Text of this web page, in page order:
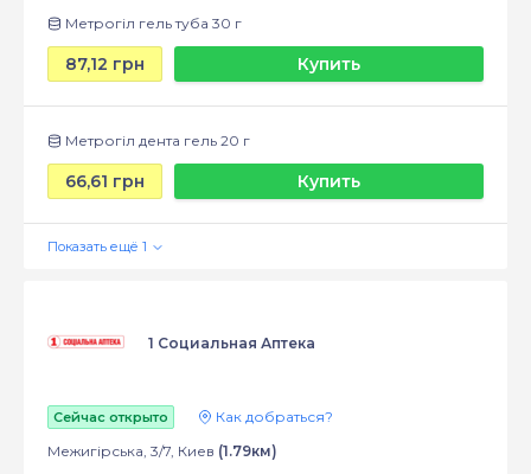
Метрогіл гель туба 30 г
87,12 грн Купить
Метрогіл дента гель 20 г
66,61 грн Купить
1 Социальная Аптека
Сейчас открыто
Как добраться?
Межигірська, 3/7, Киев (1.79км)